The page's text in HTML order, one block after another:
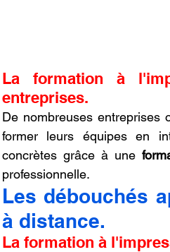
La formation à
entreprises.
De nombreuses entreprises
former leurs équipes en
concrètes grâce à une
professionnelle.
Les débouchés
à distance.
La formation à